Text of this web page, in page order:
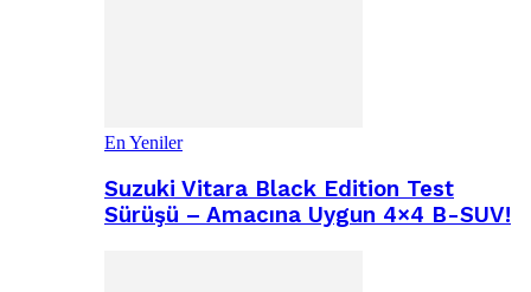
En Yeniler
Suzuki Vitara Black Edition Test
Sürüşü – Amacına Uygun 4×4 B-SUV!